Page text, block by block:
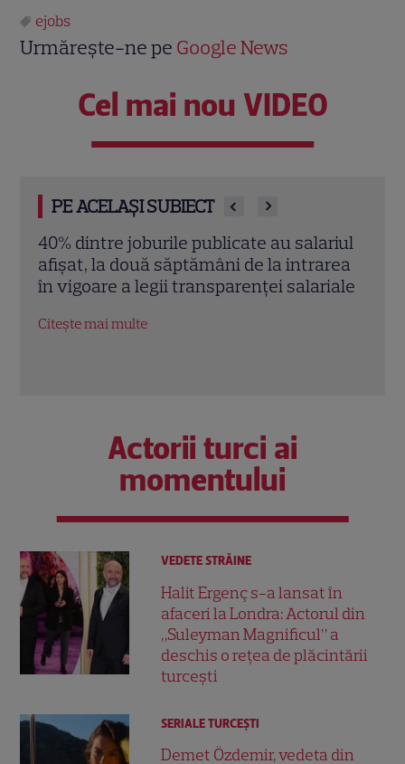
ejobs
Urmărește-ne pe Google News
Cel mai nou VIDEO
PE ACELAȘI SUBIECT
Piața muncii în 2026: Cum se adaptează
companiile la instabilitatea economică
Actorii turci ai
momentului
VEDETE STRĂINE
Halit Ergenç s-a lansat în
afaceri la Londra: Actorul din
„Suleyman Magnificul” a
deschis o rețea de plăcintării
turcești
SERIALE TURCEŞTI
Demet Özdemir, vedeta din